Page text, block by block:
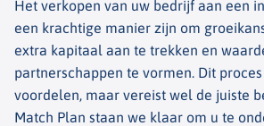
Het verkopen van uw bedrijf aan een
een krachtige manier zijn om
extra kapitaal aan te trekken en
partnerschappen te vormen. Dit
voordelen, maar vereist wel de juiste
Match Plan staan we klaar om u te